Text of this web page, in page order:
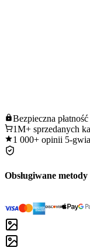
Bezpieczna płatność
1M+ sprzedanych
1 000+ opinii 5-
Obsługiwane metody